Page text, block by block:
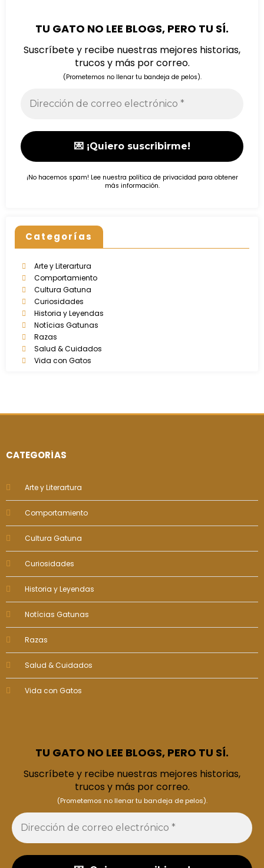
TU GATO NO LEE BLOGS, PERO TU SÍ.
Suscríbete y recibe nuestras mejores historias,
trucos y más por correo.
(Prometemos no llenar tu bandeja de pelos).
¡No hacemos spam! Lee nuestra política de privacidad para obtener
más información.
Categorías
Arte y Literartura
Comportamiento
Cultura Gatuna
Curiosidades
Historia y Leyendas
Notícias Gatunas
Razas
Salud & Cuidados
Vida con Gatos
CATEGORÍAS
Arte y Literartura
Comportamiento
Cultura Gatuna
Curiosidades
Historia y Leyendas
Notícias Gatunas
Razas
Salud & Cuidados
Vida con Gatos
TU GATO NO LEE BLOGS, PERO TU SÍ.
Suscríbete y recibe nuestras mejores historias,
trucos y más por correo.
(Prometemos no llenar tu bandeja de pelos).